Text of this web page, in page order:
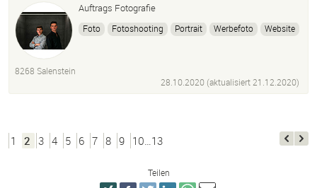
Auftrags Fotografie
Foto Fotoshooting Portrait Werbefoto
Website
8268 Salenstein
28.10.2020 (aktualisiert21.12.2020)
1 2 3 4 5 6 7 8 9 10…13
Teilen